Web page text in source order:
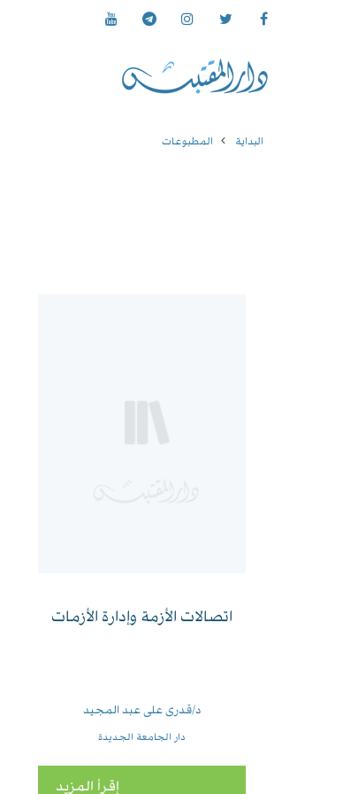
البداية المطبوعات
اتصالات الأزمة وإدارة الأزمات
د/قدرى على عبد المجيد
دار الجامعة الجديدة
إقرأ المزيد